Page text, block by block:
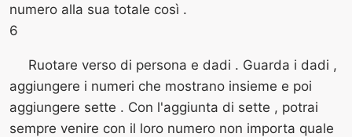
numero alla sua totale così .
6
Ruotare verso di persona e dadi . Guarda i dadi ,
aggiungere i numeri che mostrano insieme e poi
aggiungere sette . Con l'aggiunta di sette , potrai
sempre venire con il loro numero non importa quale